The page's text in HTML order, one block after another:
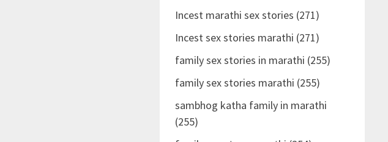
Incest marathi sex stories (271)
Incest sex stories marathi (271)
family sex stories in marathi (255)
family sex stories marathi (255)
sambhog katha family in marathi
(255)